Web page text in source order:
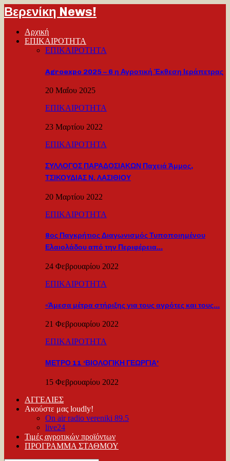
Βερενίκη News!
Αρχική
ΕΠΙΚΑΙΡΟΤΗΤΑ
ΕΠΙΚΑΙΡΟΤΗΤΑ
Agroexpo 2025 – 6 η Αγροτική Έκθεση Ιεράπετρας
20 Μαΐου 2025
ΕΠΙΚΑΙΡΟΤΗΤΑ
23 Μαρτίου 2022
ΕΠΙΚΑΙΡΟΤΗΤΑ
ΣΥΛΛΟΓΟΣ ΠΑΡΑΔΟΣΙΑΚΩΝ Παχειά Άμμος,
ΤΣΙΚΟΥΔΙΑΣ Ν. ΛΑΣΙΘΙΟΥ
20 Μαρτίου 2022
ΕΠΙΚΑΙΡΟΤΗΤΑ
8ος Παγκρήτιος Διαγωνισμός Τυποποιημένου
Ελαιολάδου από την Περιφέρεια…
24 Φεβρουαρίου 2022
ΕΠΙΚΑΙΡΟΤΗΤΑ
«Άμεσα μέτρα στήριξης για τους αγρότες και τους…
21 Φεβρουαρίου 2022
ΕΠΙΚΑΙΡΟΤΗΤΑ
ΜΕΤΡΟ 11 ‘ΒΙΟΛΟΓΙΚΗ ΓΕΩΡΓΙΑ’
15 Φεβρουαρίου 2022
ΑΓΓΕΛΙΕΣ
Ακούστε μας loudly!
On air radio vereniki 89.5
live24
Τιμές αγροτικών προϊόντων
ΠΡΟΓΡΑΜΜΑ ΣΤΑΘΜΟΥ